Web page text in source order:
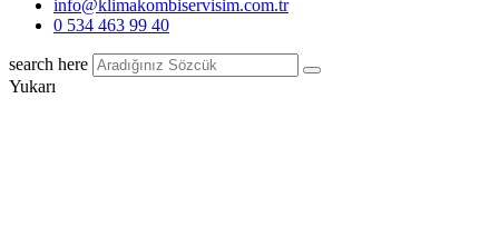
info@klimakombiservisim.com.tr
0 534 463 99 40
search here
Yukarı